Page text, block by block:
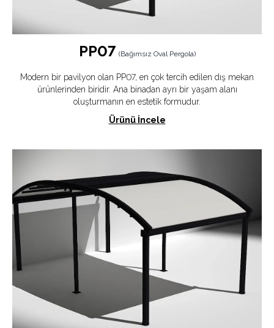
PP07 (Bağımsız Oval Pergola)
Modern bir pavilyon olan PP07, en çok tercih edilen dış mekan
ürünlerinden biridir. Ana binadan ayrı bir yaşam alanı
oluşturmanın en estetik formudur.
Ürünü İncele